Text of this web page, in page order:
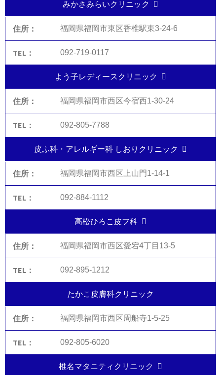
みかさみらいクリニック
福岡県福岡市東区香椎駅東3-24-6
092-719-0117
よう子レディースクリニック
福岡県福岡市西区今宿西1-30-24
092-805-7788
皮ふ科・アレルギー科 しおりクリニック
福岡県福岡市西区上山門1-14-1
092-884-1112
高松ひろこ皮フ科
福岡県福岡市西区愛宕4丁目13-5
092-895-1212
たかこ皮膚科クリニック
福岡県福岡市西区周船寺1-5-25
092-805-6020
椎名マタニティクリニック